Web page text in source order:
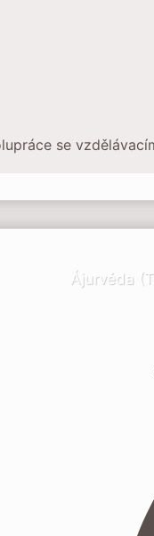
se
Ájurvéda